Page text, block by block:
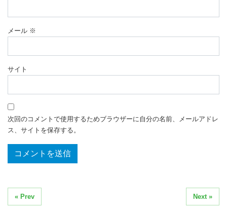
メール ※
サイト
次回のコメントで使用するためブラウザーに自分の名前、メールアドレ
ス、サイトを保存する。
« Prev Next »